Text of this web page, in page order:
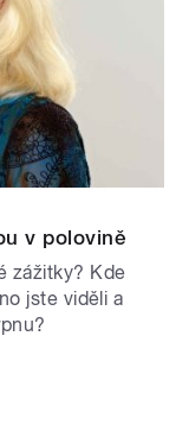
v polovině
zážitky? Kde
jste viděli a